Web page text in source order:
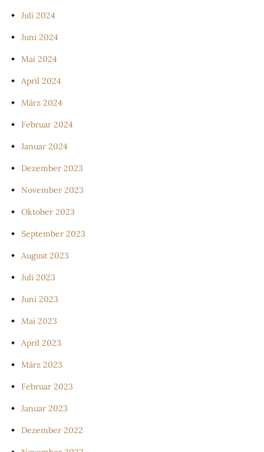
Juli 2024
Juni 2024
Mai 2024
April 2024
März 2024
Februar 2024
Januar 2024
Dezember 2023
November 2023
Oktober 2023
September 2023
August 2023
Juli 2023
Juni 2023
Mai 2023
April 2023
März 2023
Februar 2023
Januar 2023
Dezember 2022